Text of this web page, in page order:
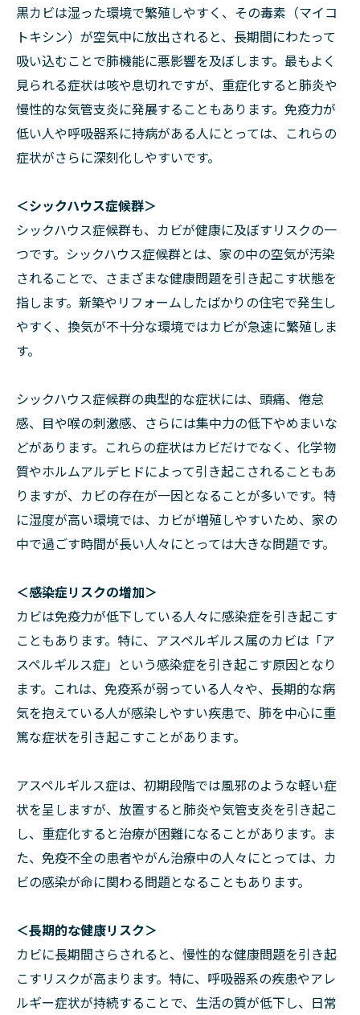
黒カビは湿った環境で繁殖しやすく、その毒素（マイコ
トキシン）が空気中に放出されると、長期間にわたって
吸い込むことで肺機能に悪影響を及ぼします。最もよく
見られる症状は咳や息切れですが、重症化すると肺炎や
慢性的な気管支炎に発展することもあります。免疫力が
低い人や呼吸器系に持病がある人にとっては、これらの
症状がさらに深刻化しやすいです。
＜シックハウス症候群＞
シックハウス症候群も、カビが健康に及ぼすリスクの一
つです。シックハウス症候群とは、家の中の空気が汚染
されることで、さまざまな健康問題を引き起こす状態を
指します。新築やリフォームしたばかりの住宅で発生し
やすく、換気が不十分な環境ではカビが急速に繁殖しま
す。
シックハウス症候群の典型的な症状には、頭痛、倦怠
感、目や喉の刺激感、さらには集中力の低下やめまいな
どがあります。これらの症状はカビだけでなく、化学物
質やホルムアルデヒドによって引き起こされることもあ
りますが、カビの存在が一因となることが多いです。特
に湿度が高い環境では、カビが増殖しやすいため、家の
中で過ごす時間が長い人々にとっては大きな問題です。
＜感染症リスクの増加＞
カビは免疫力が低下している人々に感染症を引き起こす
こともあります。特に、アスペルギルス属のカビは「ア
スペルギルス症」という感染症を引き起こす原因となり
ます。これは、免疫系が弱っている人々や、長期的な病
気を抱えている人が感染しやすい疾患で、肺を中心に重
篤な症状を引き起こすことがあります。
アスペルギルス症は、初期段階では風邪のような軽い症
状を呈しますが、放置すると肺炎や気管支炎を引き起こ
し、重症化すると治療が困難になることがあります。ま
た、免疫不全の患者やがん治療中の人々にとっては、カ
ビの感染が命に関わる問題となることもあります。
＜長期的な健康リスク＞
カビに長期間さらされると、慢性的な健康問題を引き起
こすリスクが高まります。特に、呼吸器系の疾患やアレ
ルギー症状が持続することで、生活の質が低下し、日常